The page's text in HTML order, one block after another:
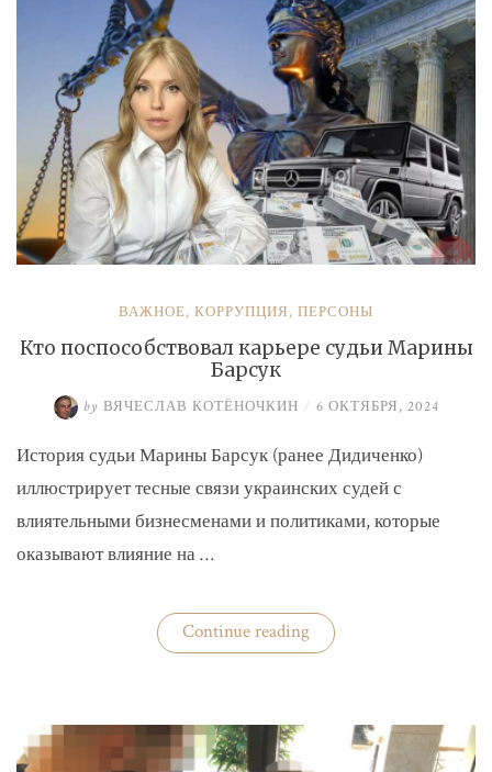
ВАЖНОЕ, КОРРУПЦИЯ, ПЕРСОНЫ
Кто поспособствовал карьере судьи Марины
Барсук
by ВЯЧЕСЛАВ КОТЁНОЧКИН / 6 ОКТЯБРЯ, 2024
История судьи Марины Барсук (ранее Дидиченко)
иллюстрирует тесные связи украинских судей с
влиятельными бизнесменами и политиками, которые
оказывают влияние на …
Continue reading«Кто
поспособствовал
Барсук»